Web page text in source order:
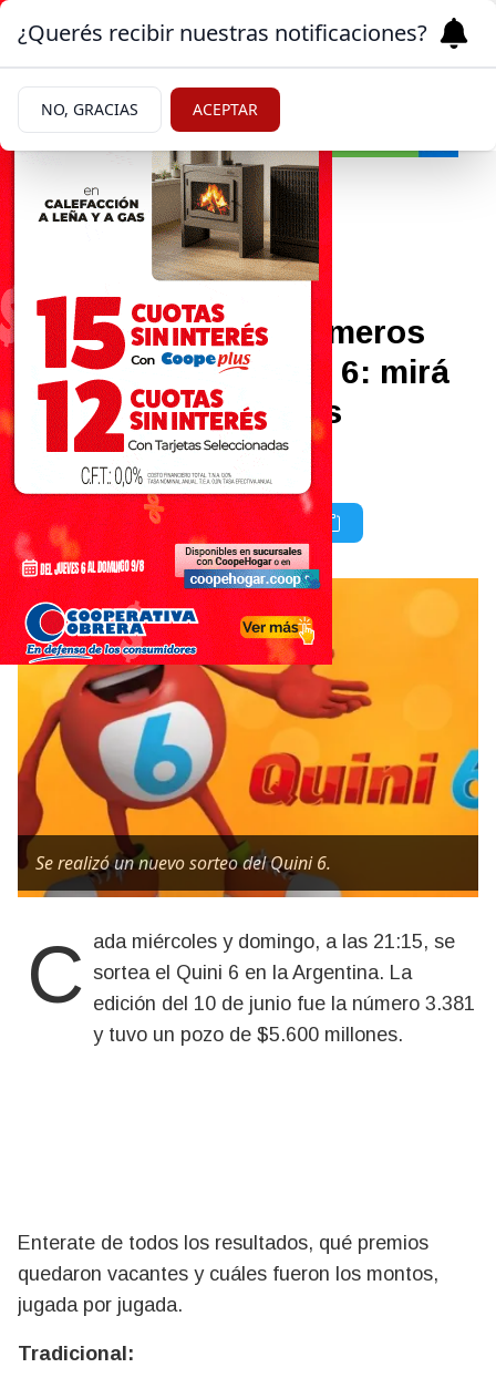
Estos fueron los números
ganadores del Quini 6: mirá
todos los resultados
Todos los detalles.
Se realizó un nuevo sorteo del Quini 6.
Cada miércoles y domingo, a las 21:15, se sortea el Quini 6 en la Argentina. La
edición del 10 de junio fue la número 3.381
y tuvo un pozo de $5.600 millones.
Enterate de todos los resultados, qué premios
quedaron vacantes y cuáles fueron los montos,
jugada por jugada.
Tradicional:
¿Querés recibir nuestras notificaciones?
NO, GRACIAS ACEPTAR